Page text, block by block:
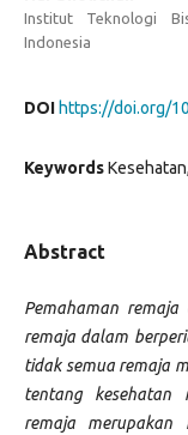
Institut Teknologi
Indonesia
DOI https://doi.org/
Keywords
Abstract
Pemahaman
remaja dalam
tidak semua remaja
tentang kesehatan
remaja merupakan